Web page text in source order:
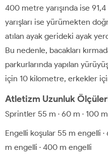
400 metre yarışında ise
yarışları ise yürümekten
atılan ayak gerideki ayak
Bu nedenle, bacakları
parkurlarında yapılan
için 10 kilometre, erkekler
Atletizm Uzunluk
Sprintler 55 m · 60 m · 100
Engelli koşular 55 m engelli ·
m engelli · 400 m engelli